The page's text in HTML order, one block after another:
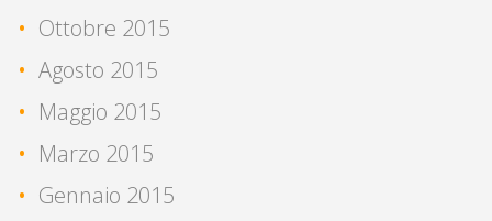
Ottobre 2015
Agosto 2015
Maggio 2015
Marzo 2015
Gennaio 2015